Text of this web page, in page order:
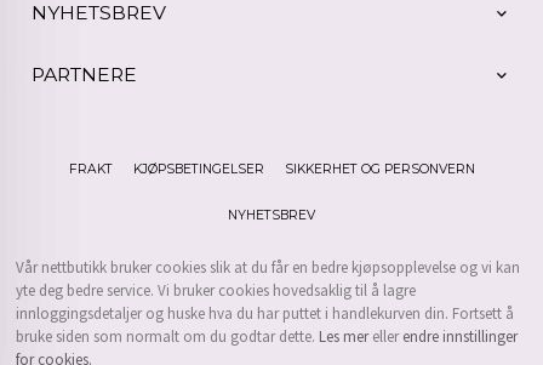
NYHETSBREV
PARTNERE
FRAKT KJØPSBETINGELSER SIKKERHET OG PERSONVERN
NYHETSBREV
Vår nettbutikk bruker cookies slik at du får en bedre kjøpsopplevelse og vi kan
yte deg bedre service. Vi bruker cookies hovedsaklig til å lagre
innloggingsdetaljer og huske hva du har puttet i handlekurven din. Fortsett å
bruke siden som normalt om du godtar dette. Les merellerendre innstillinger
for cookies.